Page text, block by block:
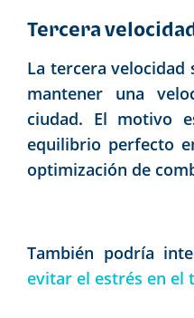
Tercera
La tercera velocidad
mantener una
ciudad. El motivo
equilibrio perfecto
optimización de
También podría
evitar el estrés en el